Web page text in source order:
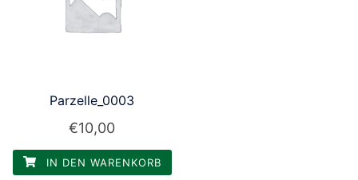
Parzelle_0003
€10,00
IN DEN WARENKORB